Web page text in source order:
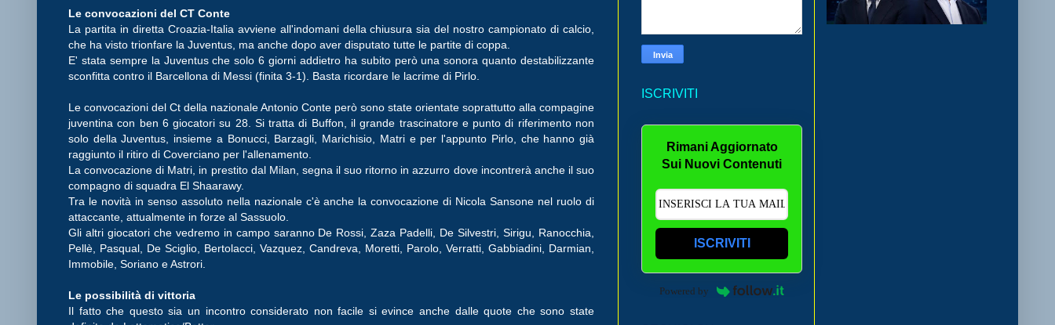
Le convocazioni del CT Conte
La partita in diretta Croazia-Italia avviene all'indomani della chiusura sia del nostro campionato di calcio,
che ha visto trionfare la Juventus, ma anche dopo aver disputato tutte le partite di coppa.
E' stata sempre la Juventus che solo 6 giorni addietro ha subito però una sonora quanto destabilizzante
sconfitta contro il Barcellona di Messi (finita 3-1). Basta ricordare le lacrime di Pirlo.
Le convocazioni del Ct della nazionale Antonio Conte però sono state orientate soprattutto alla compagine
juventina con ben 6 giocatori su 28. Si tratta di Buffon, il grande trascinatore e punto di riferimento non
solo della Juventus, insieme a Bonucci, Barzagli, Marichisio, Matri e per l'appunto Pirlo, che hanno già
raggiunto il ritiro di Coverciano per l'allenamento.
La convocazione di Matri, in prestito dal Milan, segna il suo ritorno in azzurro dove incontrerà anche il suo
compagno di squadra El Shaarawy.
Tra le novità in senso assoluto nella nazionale c'è anche la convocazione di Nicola Sansone nel ruolo di
attaccante, attualmente in forze al Sassuolo.
Gli altri giocatori che vedremo in campo saranno De Rossi, Zaza Padelli, De Silvestri, Sirigu, Ranocchia,
Pellè, Pasqual, De Sciglio, Bertolacci, Vazquez, Candreva, Moretti, Parolo, Verratti, Gabbiadini, Darmian,
Immobile, Soriano e Astrori.
Le possibilità di vittoria
Il fatto che questo sia un incontro considerato non facile si evince anche dalle quote che sono state
ISCRIVITI
Rimani Aggiornato
Sui Nuovi Contenuti
ISCRIVITI
Powered by